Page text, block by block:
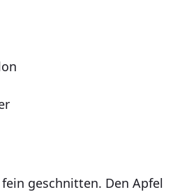
geschnitten. Den Apfel